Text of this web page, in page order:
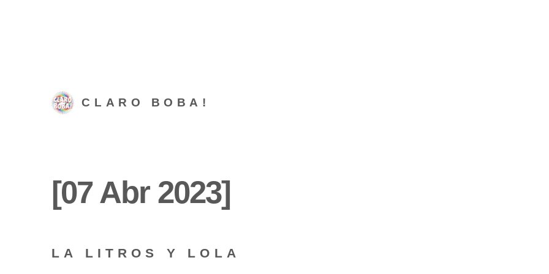
CLARO BOBA!
[07 Abr 2023]
LA LITROS Y LOLA